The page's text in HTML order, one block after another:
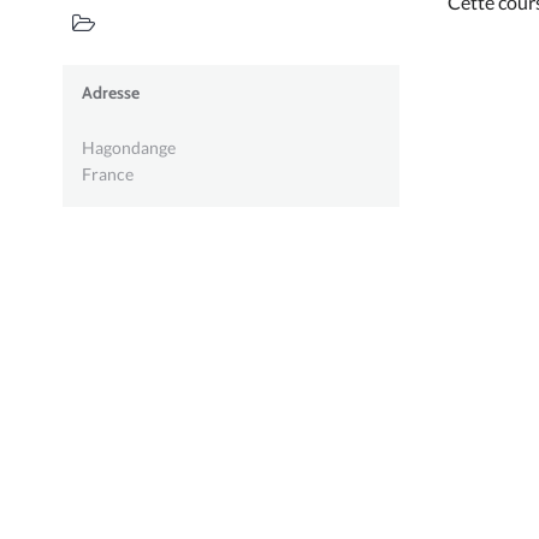
Adresse
Hagondange
France